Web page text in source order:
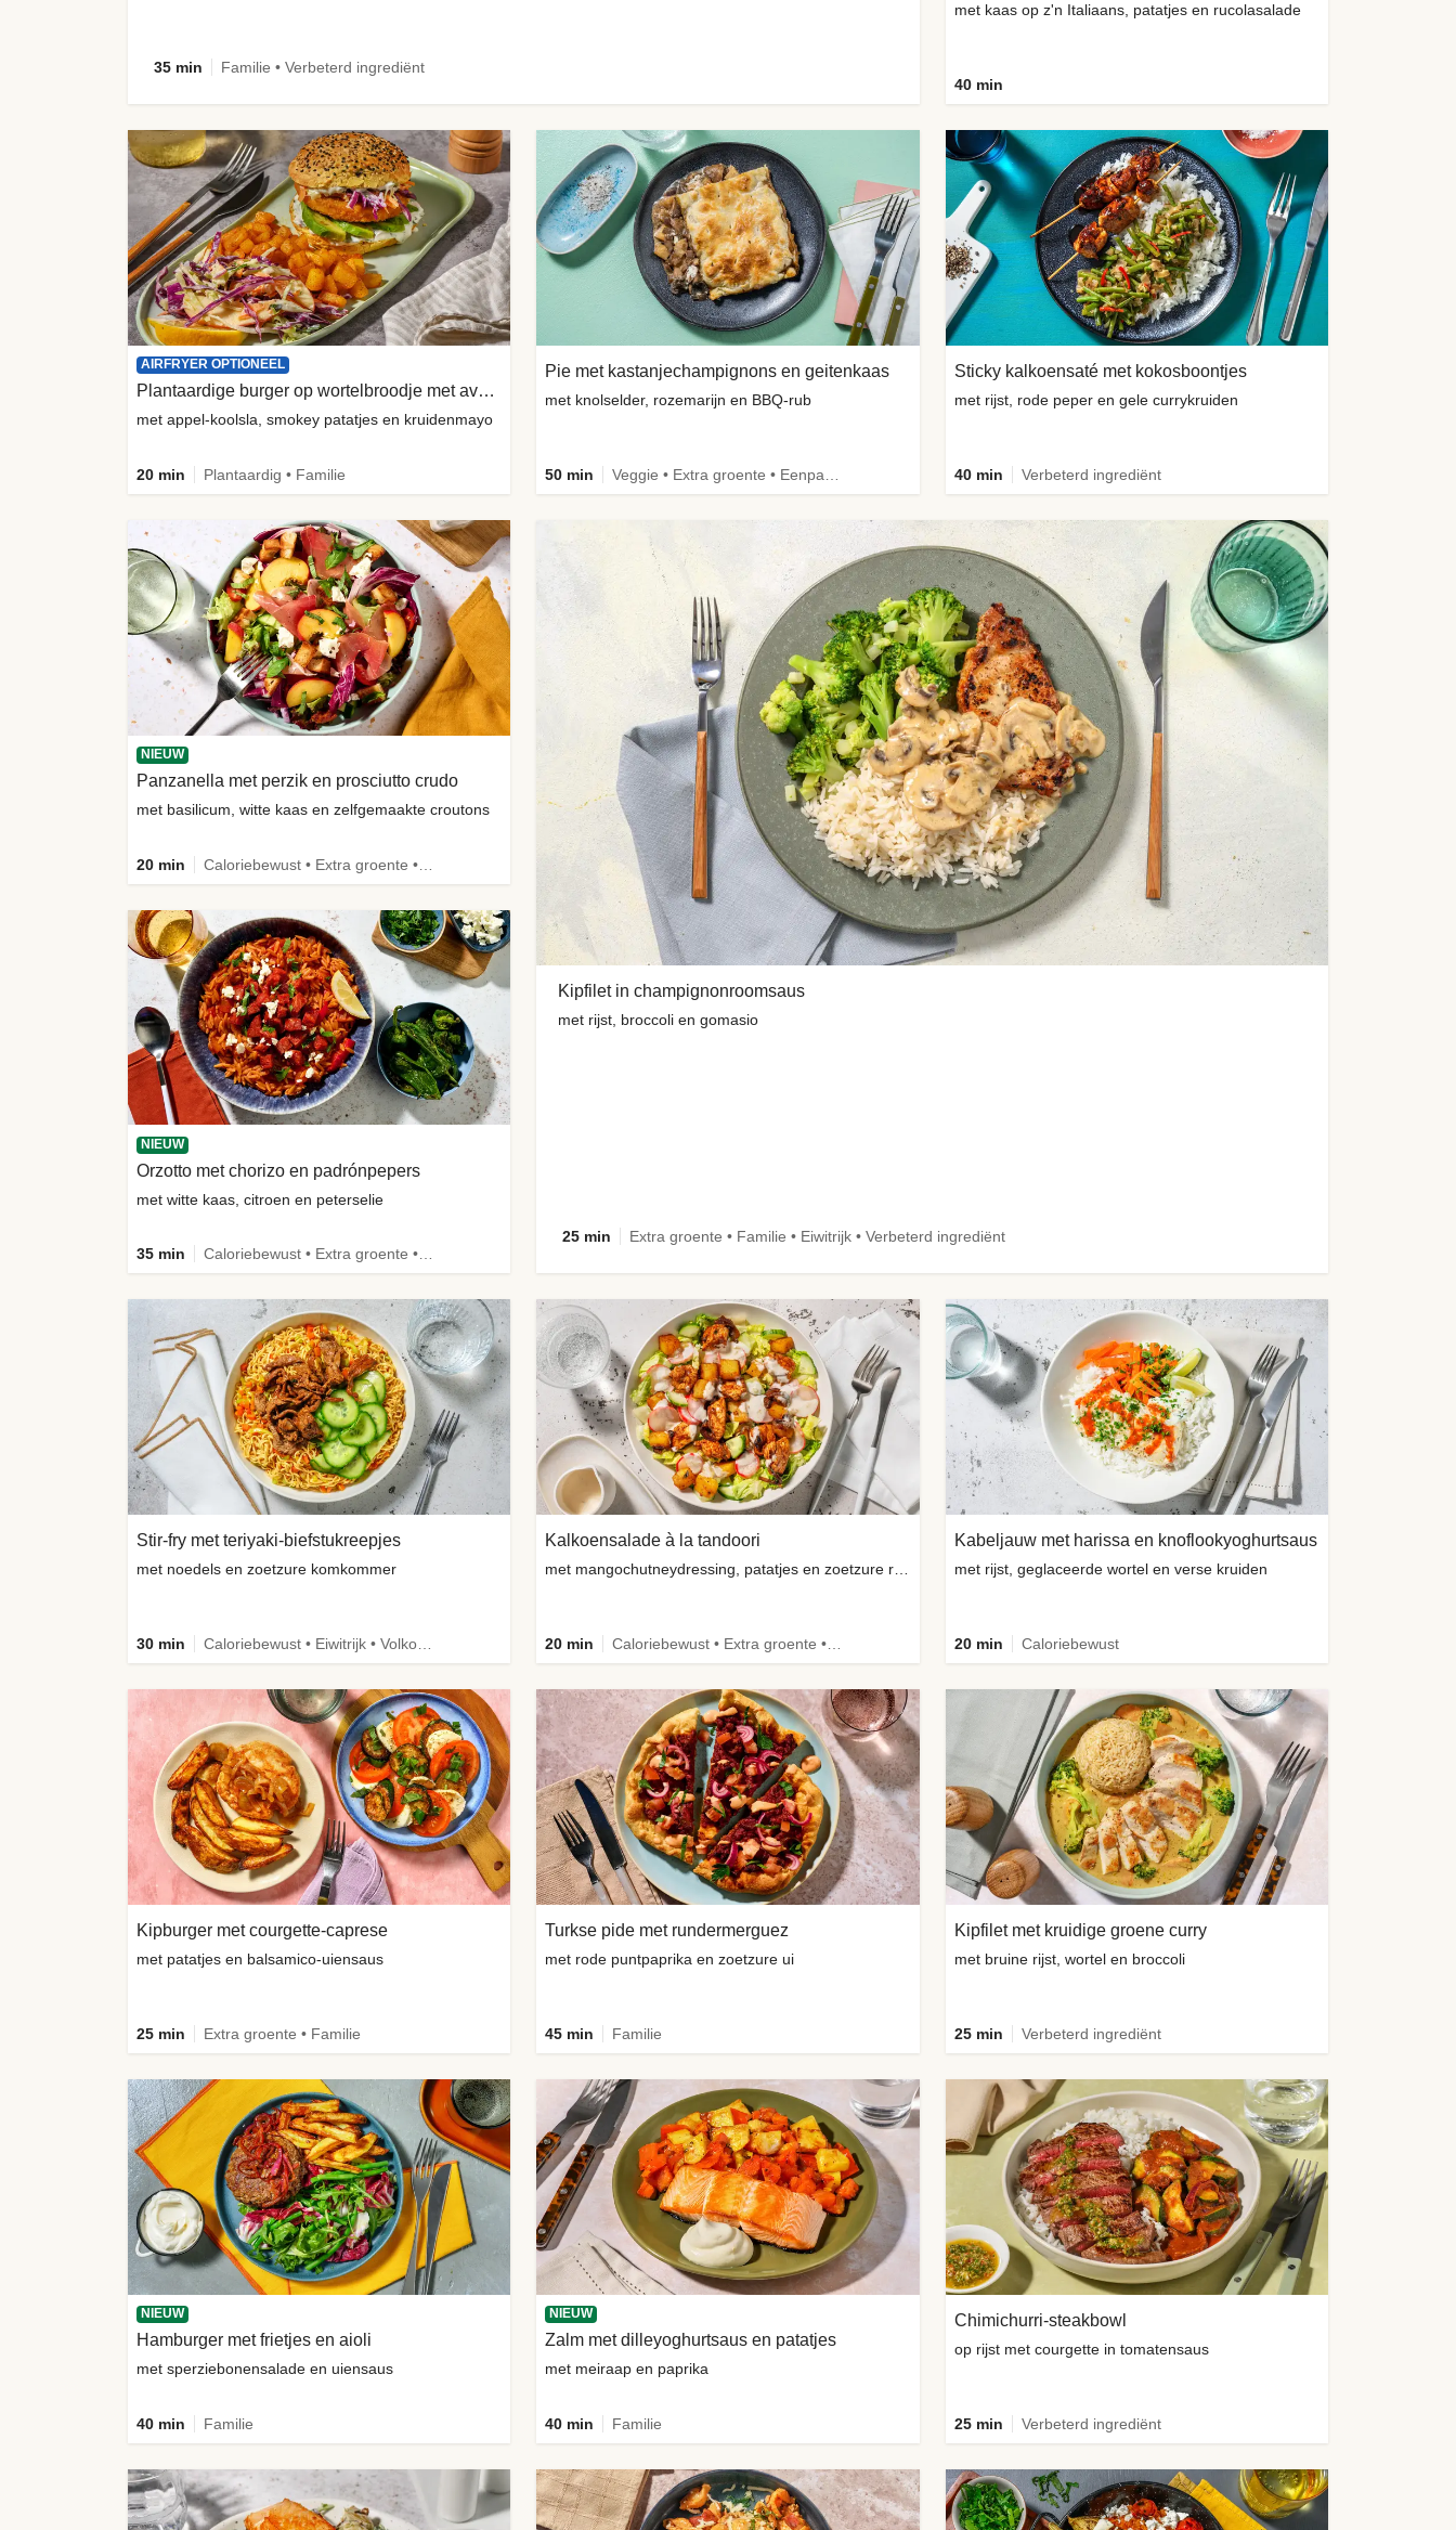
35 min Familie • Verbeterd ingrediënt
Kipfilet in champignonroomsaus
met rijst, broccoli en gomasio
25 min Extra groente • Familie • Eiwitrijk • Verbeterd ingrediënt
met kaas op z'n Italiaans, patatjes en rucolasalade
40 min
AIRFRYER OPTIONEEL
Plantaardige burger op wortelbroodje met avocado
met appel-koolsla, smokey patatjes en kruidenmayo
20 min Plantaardig • Familie
Pie met kastanjechampignons en geitenkaas
met knolselder, rozemarijn en BBQ-rub
50 min
Sticky kalkoensaté met kokosboontjes
met rijst, rode peper en gele currykruiden
40 min Verbeterd ingrediënt
NIEUW
Panzanella met perzik en prosciutto crudo
met basilicum, witte kaas en zelfgemaakte croutons
20 min
NIEUW
Orzotto met chorizo en padrónpepers
met witte kaas, citroen en peterselie
35 min Caloriebewust • Extra groente • Nieuw ingrediënt
Stir-fry met teriyaki-biefstukreepjes
met noedels en zoetzure komkommer
30 min
Kalkoensalade à la tandoori
20 min
Kabeljauw met harissa en knoflookyoghurtsaus
met rijst, geglaceerde wortel en verse kruiden
20 min Caloriebewust
Kipburger met courgette-caprese
met patatjes en balsamico-uiensaus
25 min Extra groente • Familie
Turkse pide met rundermerguez
met rode puntpaprika en zoetzure ui
45 min Familie
Kipfilet met kruidige groene curry
met bruine rijst, wortel en broccoli
25 min Verbeterd ingrediënt
NIEUW
Hamburger met frietjes en aioli
met sperziebonensalade en uiensaus
40 min Familie
NIEUW
Zalm met dilleyoghurtsaus en patatjes
met meiraap en paprika
40 min Familie
Chimichurri-steakbowl
op rijst met courgette in tomatensaus
25 min Verbeterd ingrediënt